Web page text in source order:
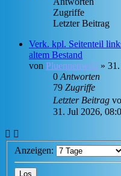
Zugriffe
Letzter Beitrag
Verk. kpl. Seitenteil
altem Bestand
von Pluennenwilli »
0Antworten
79 Zugriffe
Letzter Beitrag
31. Jul 2026,
Anzeigen: